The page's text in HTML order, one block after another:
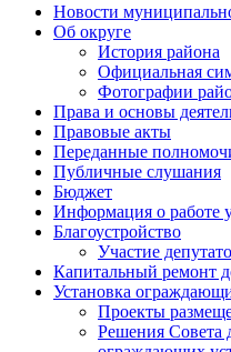
Новости
Об округе
История района
Официальная
Фотографии
Права и основы
Правовые акты
Переданные
Публичные слушания
Бюджет
Информация о работе
Благоустройство
Участие
Капитальный ремонт
Установка
Проекты
Решения Совета